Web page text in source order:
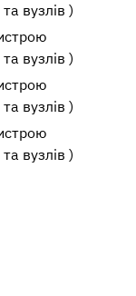
вузлів )
вузлів )
вузлів )
вузлів )